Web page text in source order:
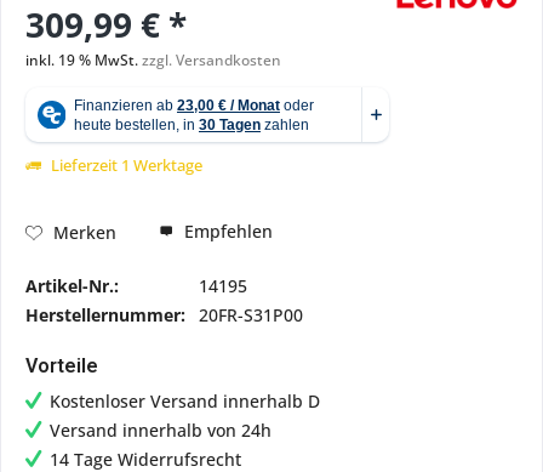
309,99 € *
inkl. 19 % MwSt.zzgl. Versandkosten
Lieferzeit 1 Werktage
Merken Empfehlen
Artikel-Nr.:
14195
Herstellernummer: 20FR-S31P00
Vorteile
Kostenloser Versand innerhalb D
Versand innerhalb von 24h
14 Tage Widerrufsrecht